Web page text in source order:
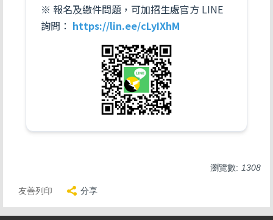
※ 報名及繳件問題，可加招生處官方 LINE
詢問： https://lin.ee/cLyIXhM
瀏覽數: 1308
友善列印 分享